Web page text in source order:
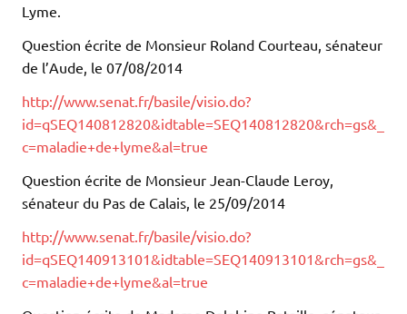
Lyme.
Question écrite de Monsieur Roland Courteau, sénateur
de l’Aude, le 07/08/2014
http://www.senat.fr/basile/visio.do?
id=qSEQ140812820&idtable=SEQ140812820&rch=gs&_
c=maladie+de+lyme&al=true
Question écrite de Monsieur Jean-Claude Leroy,
sénateur du Pas de Calais, le 25/09/2014
http://www.senat.fr/basile/visio.do?
id=qSEQ140913101&idtable=SEQ140913101&rch=gs&_
c=maladie+de+lyme&al=true